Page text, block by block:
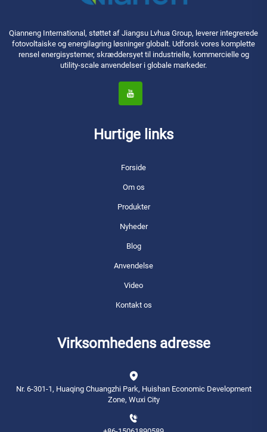
Qianneng International, støttet af Jiangsu Lvhua Group, leverer integrerede
fotovoltaiske og energilagring løsninger globalt. Udforsk vores komplette
rensel energisystemer, skræddersyet til industrielle, kommercielle og
utility-scale anvendelser i globale markeder.
Hurtige links
Forside
Om os
Produkter
Nyheder
Blog
Anvendelse
Video
Kontakt os
Virksomhedens adresse
Nr. 6-301-1, Huaqing Chuangzhi Park, Huishan Economic Development
Zone, Wuxi City